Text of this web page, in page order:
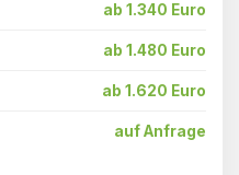
ab 1.340 Euro
ab 1.480 Euro
ab 1.620 Euro
auf Anfrage